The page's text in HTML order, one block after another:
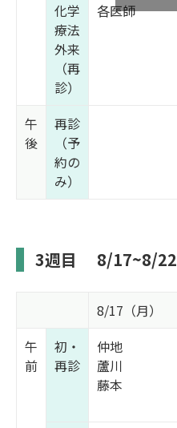
化学
療法
外来
（再
診）
各医師
午
後
再診
（予
約の
み）
3週目 8/17~8/22
8/17（月）
午
前
初・
再診
仲地
蘆川
藤本